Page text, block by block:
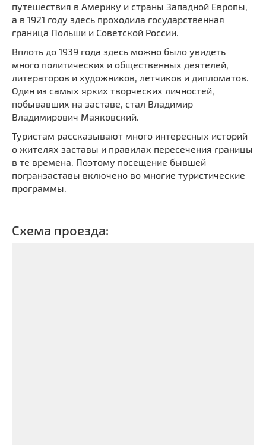
Памятники геодезии
Памятники природы
Церкви
Монастыри
Костелы
Мечети
Синагоги
Часовни
Кирхи
Кладбище
Галереи
Выберите область
Выберите район
Выберите населенный пункт
Выберите направление
путешествия в Америку и страны Западной Европы,
а в 1921 году здесь проходила государственная
граница Польши и Советской России.
Вплоть до 1939 года здесь можно было увидеть
много политических и общественных деятелей,
литераторов и художников, летчиков и дипломатов.
Один из самых ярких творческих личностей,
побывавших на заставе, стал Владимир
Владимирович Маяковский.
Туристам рассказывают много интересных историй
о жителях заставы и правилах пересечения границы
в те времена. Поэтому посещение бывшей
погранзаставы включено во многие туристические
программы.
Схема проезда: